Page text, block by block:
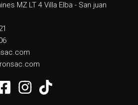
MZ LT 4 Villa Elba - San juan